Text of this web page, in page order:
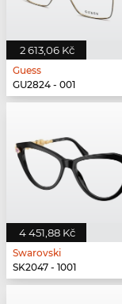
2 613,06 Kč
Guess
GU2824 - 001
4 451,88 Kč
Swarovski
SK2047 - 1001